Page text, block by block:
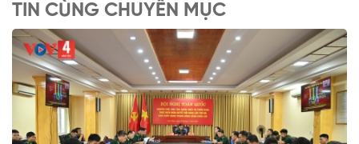
TIN CÙNG CHUYÊN MỤC